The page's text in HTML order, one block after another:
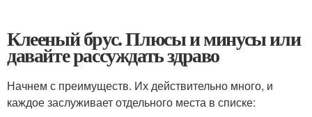
Клееный брус. Плюсы и минусы или
давайте рассуждать здраво
Начнем с преимуществ. Их действительно много, и
каждое заслуживает отдельного места в списке: